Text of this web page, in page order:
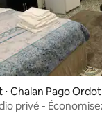
5
⋅ Chalan Pago Ordot
privé -